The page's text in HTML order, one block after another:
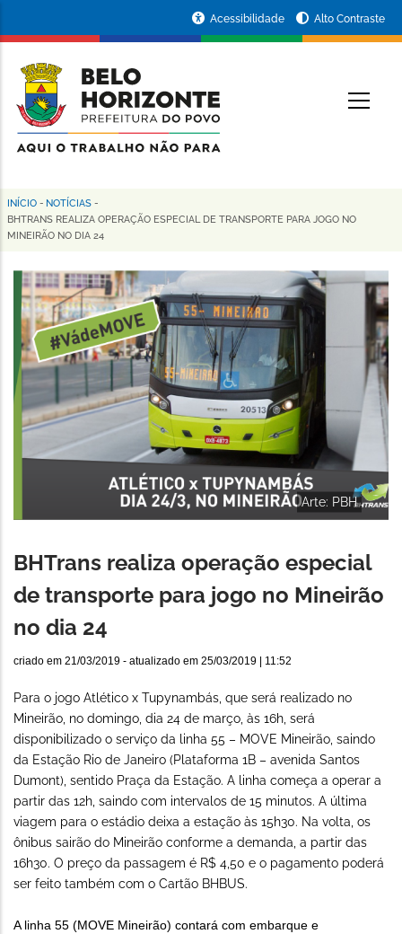
conteúdo
principal
da
Prefeitura
de
Horizonte
Acessibilidade Alto Contraste
Trilha
de
navegação
INÍCIO - NOTÍCIAS -
BHTRANS REALIZA OPERAÇÃO ESPECIAL DE TRANSPORTE PARA JOGO NO
MINEIRÃO NO DIA 24
Arte: PBH
BHTrans realiza operação especial
de transporte para jogo no Mineirão
no dia 24
criado em 21/03/2019 - atualizado em 25/03/2019 | 11:52
Para o jogo Atlético x Tupynambás, que será realizado no
Mineirão, no domingo, dia 24 de março, às 16h, será
disponibilizado o serviço da linha 55 – MOVE Mineirão, saindo
da Estação Rio de Janeiro (Plataforma 1B – avenida Santos
Dumont), sentido Praça da Estação. A linha começa a operar a
partir das 12h, saindo com intervalos de 15 minutos. A última
viagem para o estádio deixa a estação às 15h30. Na volta, os
ônibus sairão do Mineirão conforme a demanda, a partir das
16h30. O preço da passagem é R$ 4,50 e o pagamento poderá
ser feito também com o Cartão BHBUS.
A linha 55 (MOVE Mineirão) contará com embarque e